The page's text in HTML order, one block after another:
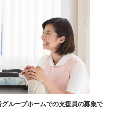
ループホームでの支援員の募集で